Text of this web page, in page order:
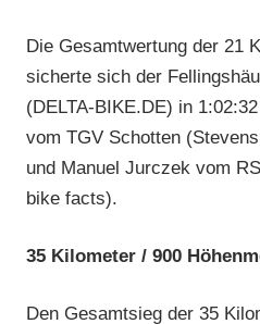
Die Gesamtwertung der 21
sicherte sich der
(DELTA-BIKE.DE) in
vom TGV Schotten
und Manuel Jurczek vom
bike facts).
35 Kilometer / 900
Den Gesamtsieg der 35